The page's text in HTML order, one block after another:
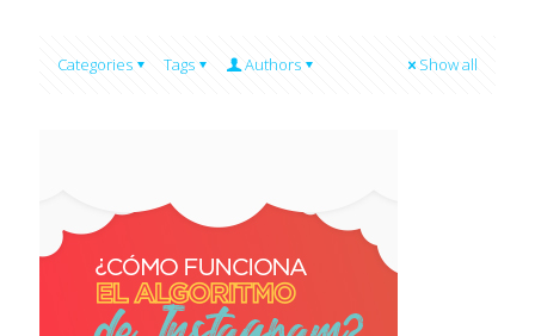
Categories Tags Authors Show all